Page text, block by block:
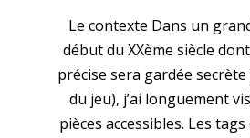
09-
04
Le contexte Dans un
début du XXème siècle
précise sera gardée
du jeu), j’ai longuement
pièces accessibles. Les